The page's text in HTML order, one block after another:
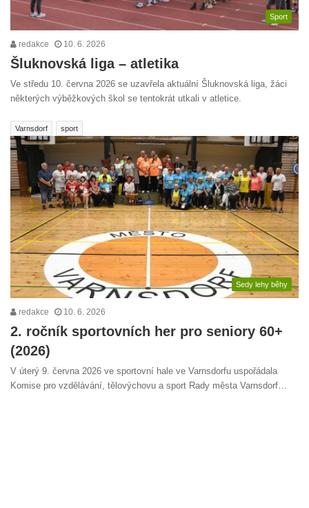
Sport
redakce 10. 6. 2026
Šluknovská liga – atletika
Ve středu 10. června 2026 se uzavřela aktuální Šluknovská liga, žáci
některých výběžkových škol se tentokrát utkali v atletice.
Varnsdorf sport
Sedy lehy běhy
redakce 10. 6. 2026
2. ročník sportovních her pro seniory 60+
(2026)
V úterý 9. června 2026 ve sportovní hale ve Varnsdorfu uspořádala
Komise pro vzdělávání, tělovýchovu a sport Rady města Varnsdorf…